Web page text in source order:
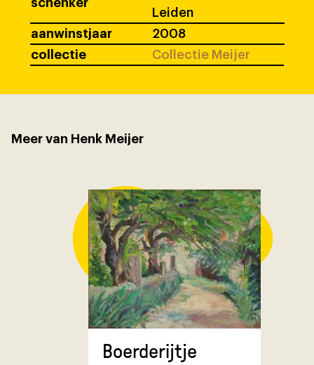
schenker
Leiden
aanwinstjaar
2008
collectie
Collectie Meijer
Meer van Henk Meijer
Boerderijtje